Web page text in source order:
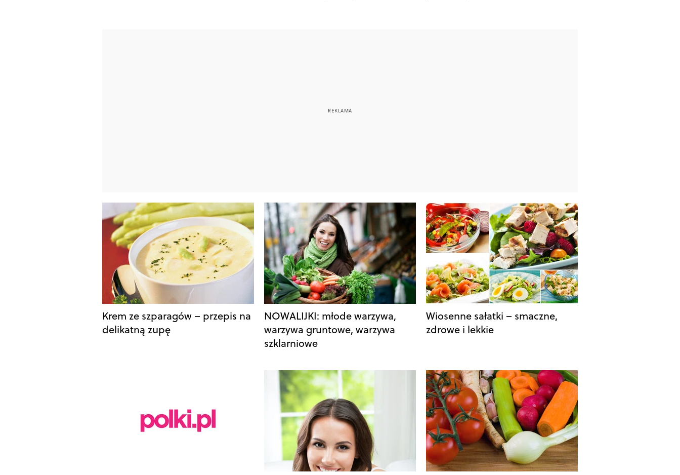
Krem ze szparagów – przepis na
delikatną zupę
NOWALIJKI: młode warzywa,
warzywa gruntowe, warzywa
szklarniowe
Wiosenne sałatki – smaczne,
zdrowe i lekkie